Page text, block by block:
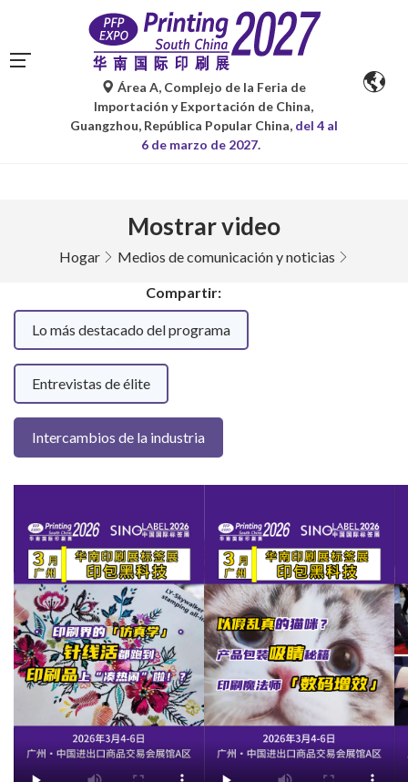
Las traducciones automáticas de Google Translate son
solo de referencia y pueden contener imprecisiones. Para
cualquier duda, consulte la versión original.
Área A, Complejo de la Feria de
Importación y Exportación de China,
Guangzhou, República Popular China, del 4 al
6 de marzo de 2027.
Mostrar video
Hogar Medios de comunicación y noticias
Compartir:
Lo más destacado del programa
Entrevistas de élite
Intercambios de la industria